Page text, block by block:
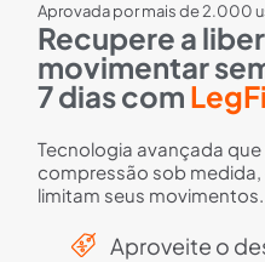
Aprovada por mais de 2.000
Recupere a
movimentar
7 dias com
Tecnologia avançada
compressão sob
limitam seus movimentos.
Aproveite o